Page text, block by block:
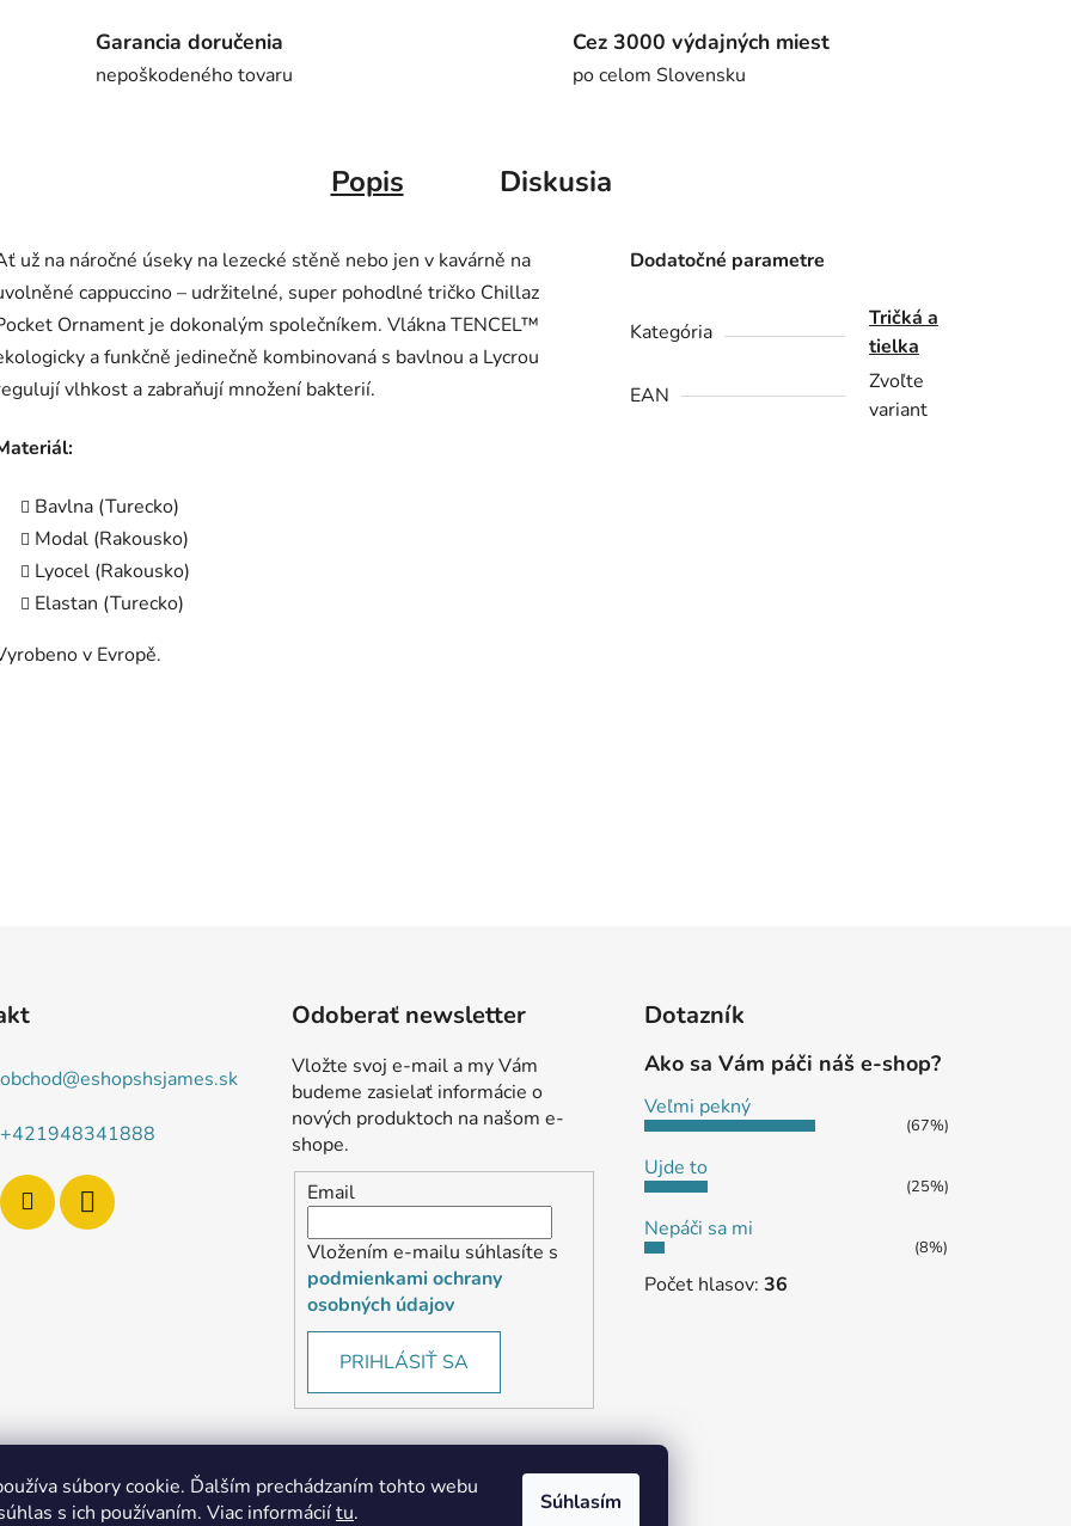
súbory cookie. Ďalším prechádzaním tohto webu
s ich používaním. Viac informáciítu. Súhlasím
Garancia doručenia
nepoškodeného tovaru
Cez 3000 výdajných miest
po celom Slovensku
Popis Diskusia
už na náročné úseky na lezecké stěně nebo jen v kavárně na
cappuccino – udržitelné, super pohodlné tričko Chillaz
Ornament je dokonalým společníkem. Vlákna TENCEL™
a funkčně jedinečně kombinovaná s bavlnou a Lycrou
vlhkost a zabraňují množení bakterií.
Bavlna (Turecko)
Modal (Rakousko)
Lyocel (Rakousko)
Elastan (Turecko)
v Evropě.
Dodatočné parametre
Kategória
Tričká a
tielka
EAN
Zvoľte
variant
obchod@eshopshsjames.sk
+421948341888
Odoberať newsletter
Vložte svoj e-mail a my Vám
budeme zasielať informácie o
nových produktoch na našom e-
shope.
Email
Vložením e-mailu súhlasíte s
podmienkami ochrany
osobných údajov
PRIHLÁSIŤ SA
Dotazník
Ako sa Vám páči náš e-shop?
Veľmi pekný
(67%)
Ujde to
(25%)
Nepáči sa mi
(8%)
Počet hlasov: 36
MôjPrvýEshop.sk Shoptet.sk